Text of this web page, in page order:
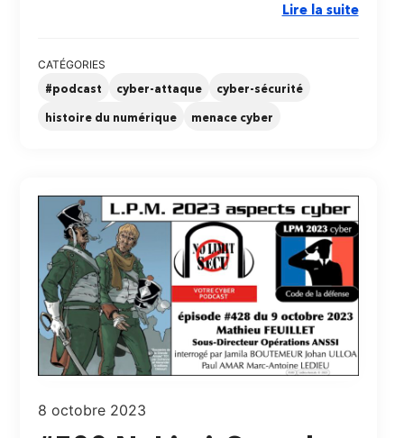
Lire la suite
CATÉGORIES
#podcast
cyber-attaque cyber-sécurité
histoire du numérique menace cyber
8 octobre 2023